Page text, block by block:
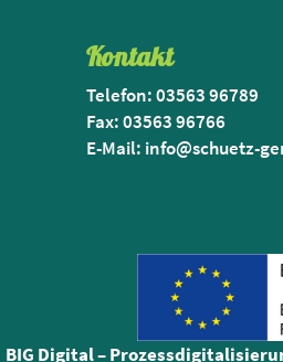
Kontakt
Telefon: 03563 96789
Fax: 03563 96766
E-Mail: info@schuetz-
BIG Digital –